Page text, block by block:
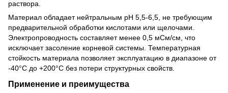
раствора.
Материал обладает нейтральным pH 5,5-6,5, не требующим
предварительной обработки кислотами или щелочами.
Электропроводность составляет менее 0,5 мСм/см, что
исключает засоление корневой системы. Температурная
стойкость материала позволяет эксплуатацию в диапазоне от
-40°C до +200°C без потери структурных свойств.
Применение и преимущества